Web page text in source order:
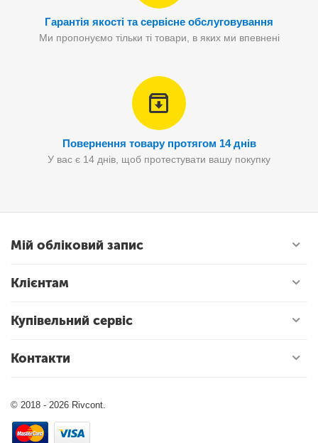
Гарантія якості та сервісне обслуговування
Ми пропонуємо тільки ті товари, в яких ми впевнені
Повернення товару протягом 14 днів
У вас є 14 днів, щоб протестувати вашу покупку
Мій обліковий запис
Клієнтам
Купівельний сервіс
Контакти
© 2018 - 2026 Rivcont.